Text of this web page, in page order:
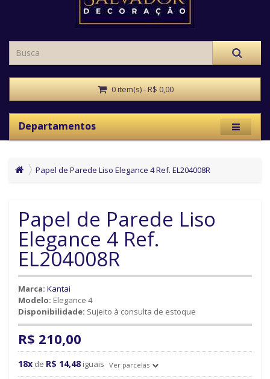
0 item(s) - R$ 0,00
Departamentos
Papel de Parede Liso Elegance 4 Ref. EL204008R
Papel de Parede Liso
Elegance 4 Ref.
EL204008R
Marca: Kantai
Modelo: Elegance 4
Disponibilidade: Sujeito à consulta de estoque
R$ 210,00
18x de R$ 14,48 iguais Ver parcelas